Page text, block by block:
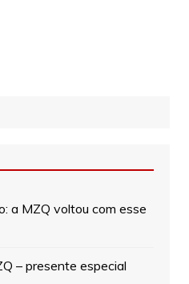
a MZQ voltou com esse
– presente especial